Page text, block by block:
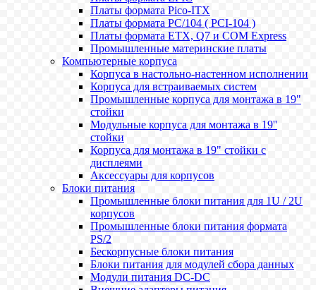
Платы формата Pico-ITX
Платы формата PC/104 ( PCI-104 )
Платы формата ETX, Q7 и COM Express
Промышленные материнские платы
Компьютерные корпуса
Корпуса в настольно-настенном исполнении
Корпуса для встраиваемых систем
Промышленные корпуса для монтажа в 19"
стойки
Модульные корпуса для монтажа в 19''
стойки
Корпуса для монтажа в 19" стойки с
дисплеями
Аксессуары для корпусов
Блоки питания
Промышленные блоки питания для 1U / 2U
корпусов
Промышленные блоки питания формата
PS/2
Бескорпусные блоки питания
Блоки питания для модулей сбора данных
Модули питания DC-DC